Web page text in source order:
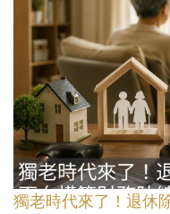
獨老時代來了！退休